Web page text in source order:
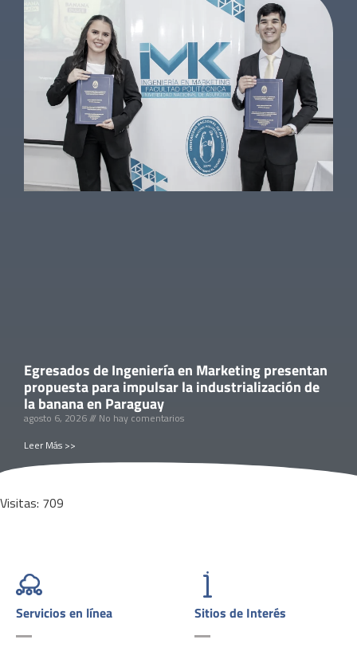
Egresados de Ingeniería en Marketing presentan
propuesta para impulsar la industrialización de
la banana en Paraguay
agosto 6, 2026
No hay comentarios
Leer Más >>
Visitas: 709
Servicios en línea Sitios de Interés